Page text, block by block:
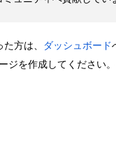
方は、 ダッシュボード
ジを作成してください